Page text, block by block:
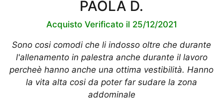
PAOLA D.
Acquisto Verificato il 25/12/2021
Sono cosi comodi che li indosso oltre che durante
l'allenamento in palestra anche durante il lavoro
percheè hanno anche una ottima vestibilità. Hanno
la vita alta cosi da poter far sudare la zona
addominale